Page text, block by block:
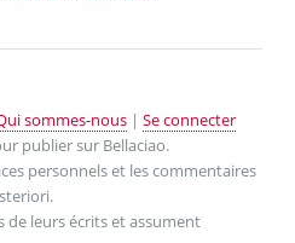
sommes-nous| Se connecter
publier sur Bellaciao.
personnels et les commentaires
de leurs écrits et assument